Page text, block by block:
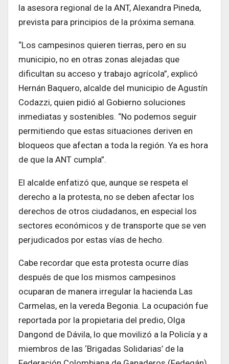
la asesora regional de la ANT, Alexandra Pineda,
prevista para principios de la próxima semana.
“Los campesinos quieren tierras, pero en su
municipio, no en otras zonas alejadas que
dificultan su acceso y trabajo agrícola”, explicó
Hernán Baquero, alcalde del municipio de Agustín
Codazzi, quien pidió al Gobierno soluciones
inmediatas y sostenibles. “No podemos seguir
permitiendo que estas situaciones deriven en
bloqueos que afectan a toda la región. Ya es hora
de que la ANT cumpla”.
El alcalde enfatizó que, aunque se respeta el
derecho a la protesta, no se deben afectar los
derechos de otros ciudadanos, en especial los
sectores económicos y de transporte que se ven
perjudicados por estas vías de hecho.
Cabe recordar que esta protesta ocurre días
después de que los mismos campesinos
ocuparan de manera irregular la hacienda Las
Carmelas, en la vereda Begonia. La ocupación fue
reportada por la propietaria del predio, Olga
Dangond de Dávila, lo que movilizó a la Policía y a
miembros de las ‘Brigadas Solidarias’ de la